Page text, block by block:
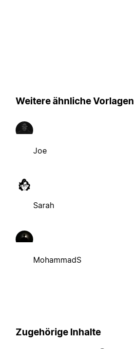
Weitere ähnliche Vorlagen
Joe
Sarah
MohammadS
Zugehörige Inhalte